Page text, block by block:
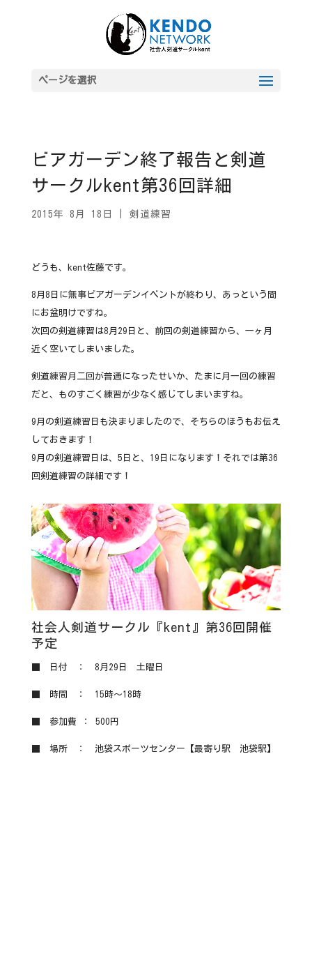
ページを選択
ビアガーデン終了報告と剣道
サークルkent第36回詳細
2015年 8月 18日 剣道練習
どうも、kent佐藤です。
8月8日に無事ビアガーデンイベントが終わり、あっという間
にお盆明けですね。
次回の剣道練習は8月29日と、前回の剣道練習から、一ヶ月
近く空いてしまいました。
剣道練習月二回が普通になったせいか、たまに月一回の練習
だと、ものすごく練習が少なく感じてしまいますね。
9月の剣道練習日も決まりましたので、そちらのほうもお伝え
しておきます！
9月の剣道練習日は、5日と、19日になります！それでは第36
回剣道練習の詳細です！
社会人剣道サークル『kent』第36回開催
予定
■ 日付 ： 8月29日 土曜日
■ 時間 ： 15時～18時
■ 参加費 ： 500円
■ 場所 ： 池袋スポーツセンター【最寄り駅 池袋駅】